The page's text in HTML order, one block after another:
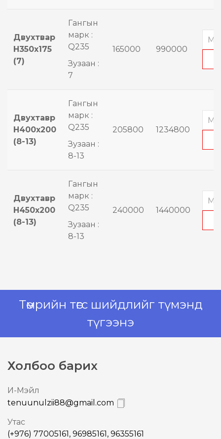
Двухтвар
H350x175
(7)
Гангын
марк :
Q235
Зузаан :
7
165000 990000
Двухтавр
H400x200
(8-13)
Гангын
марк :
Q235
Зузаан :
8-13
205800 1234800
Двухтавр
H450x200
(8-13)
Гангын
марк :
Q235
Зузаан :
8-13
240000 1440000
Төмрийн төгс шийдлийг түмэнд
түгээнэ
Холбоо барих
И-Mэйл
tenuunulzii88@gmail.com
Утас
(+976) 77005161, 96985161, 96355161